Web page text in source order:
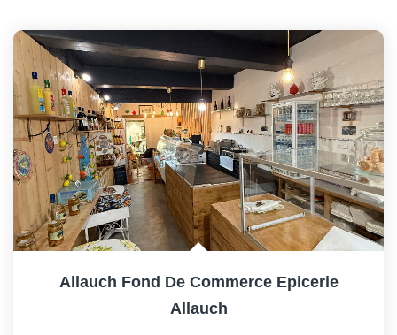
Allauch Fond De Commerce Epicerie
Allauch